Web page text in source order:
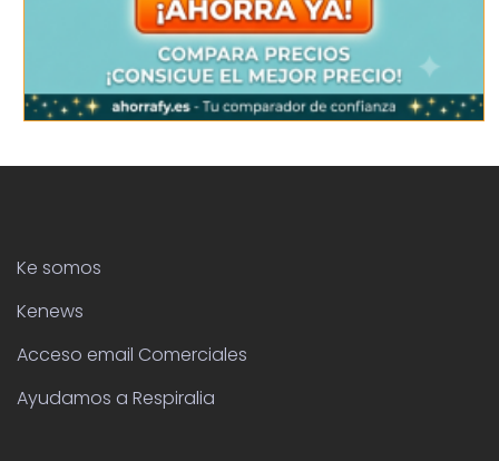
Ke somos
Kenews
Acceso email Comerciales
Ayudamos a Respiralia